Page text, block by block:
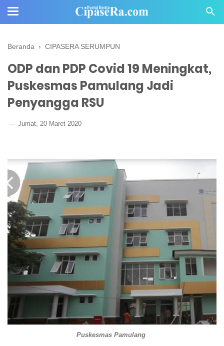
Beranda › CIPASERA SERUMPUN
ODP dan PDP Covid 19 Meningkat,
Puskesmas Pamulang Jadi
Penyangga RSU
Jumat, 20 Maret 2020
Puskesmas Pamulang